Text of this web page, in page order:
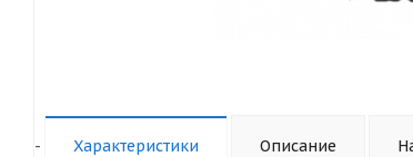
- Характеристики Описание